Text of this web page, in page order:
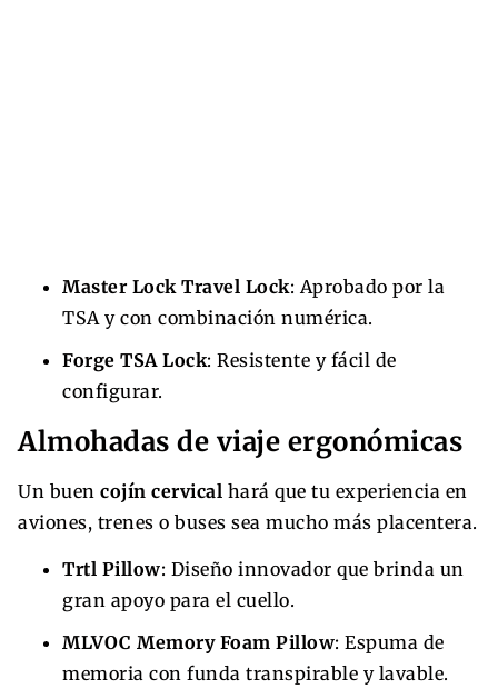
Master Lock Travel Lock: Aprobado por la
TSA y con combinación numérica.
Forge TSA Lock: Resistente y fácil de
configurar.
Almohadas de viaje ergonómicas
Un buen cojín cervical hará que tu experiencia en
aviones, trenes o buses sea mucho más placentera.
Trtl Pillow: Diseño innovador que brinda un
gran apoyo para el cuello.
MLVOC Memory Foam Pillow: Espuma de
memoria con funda transpirable y lavable.